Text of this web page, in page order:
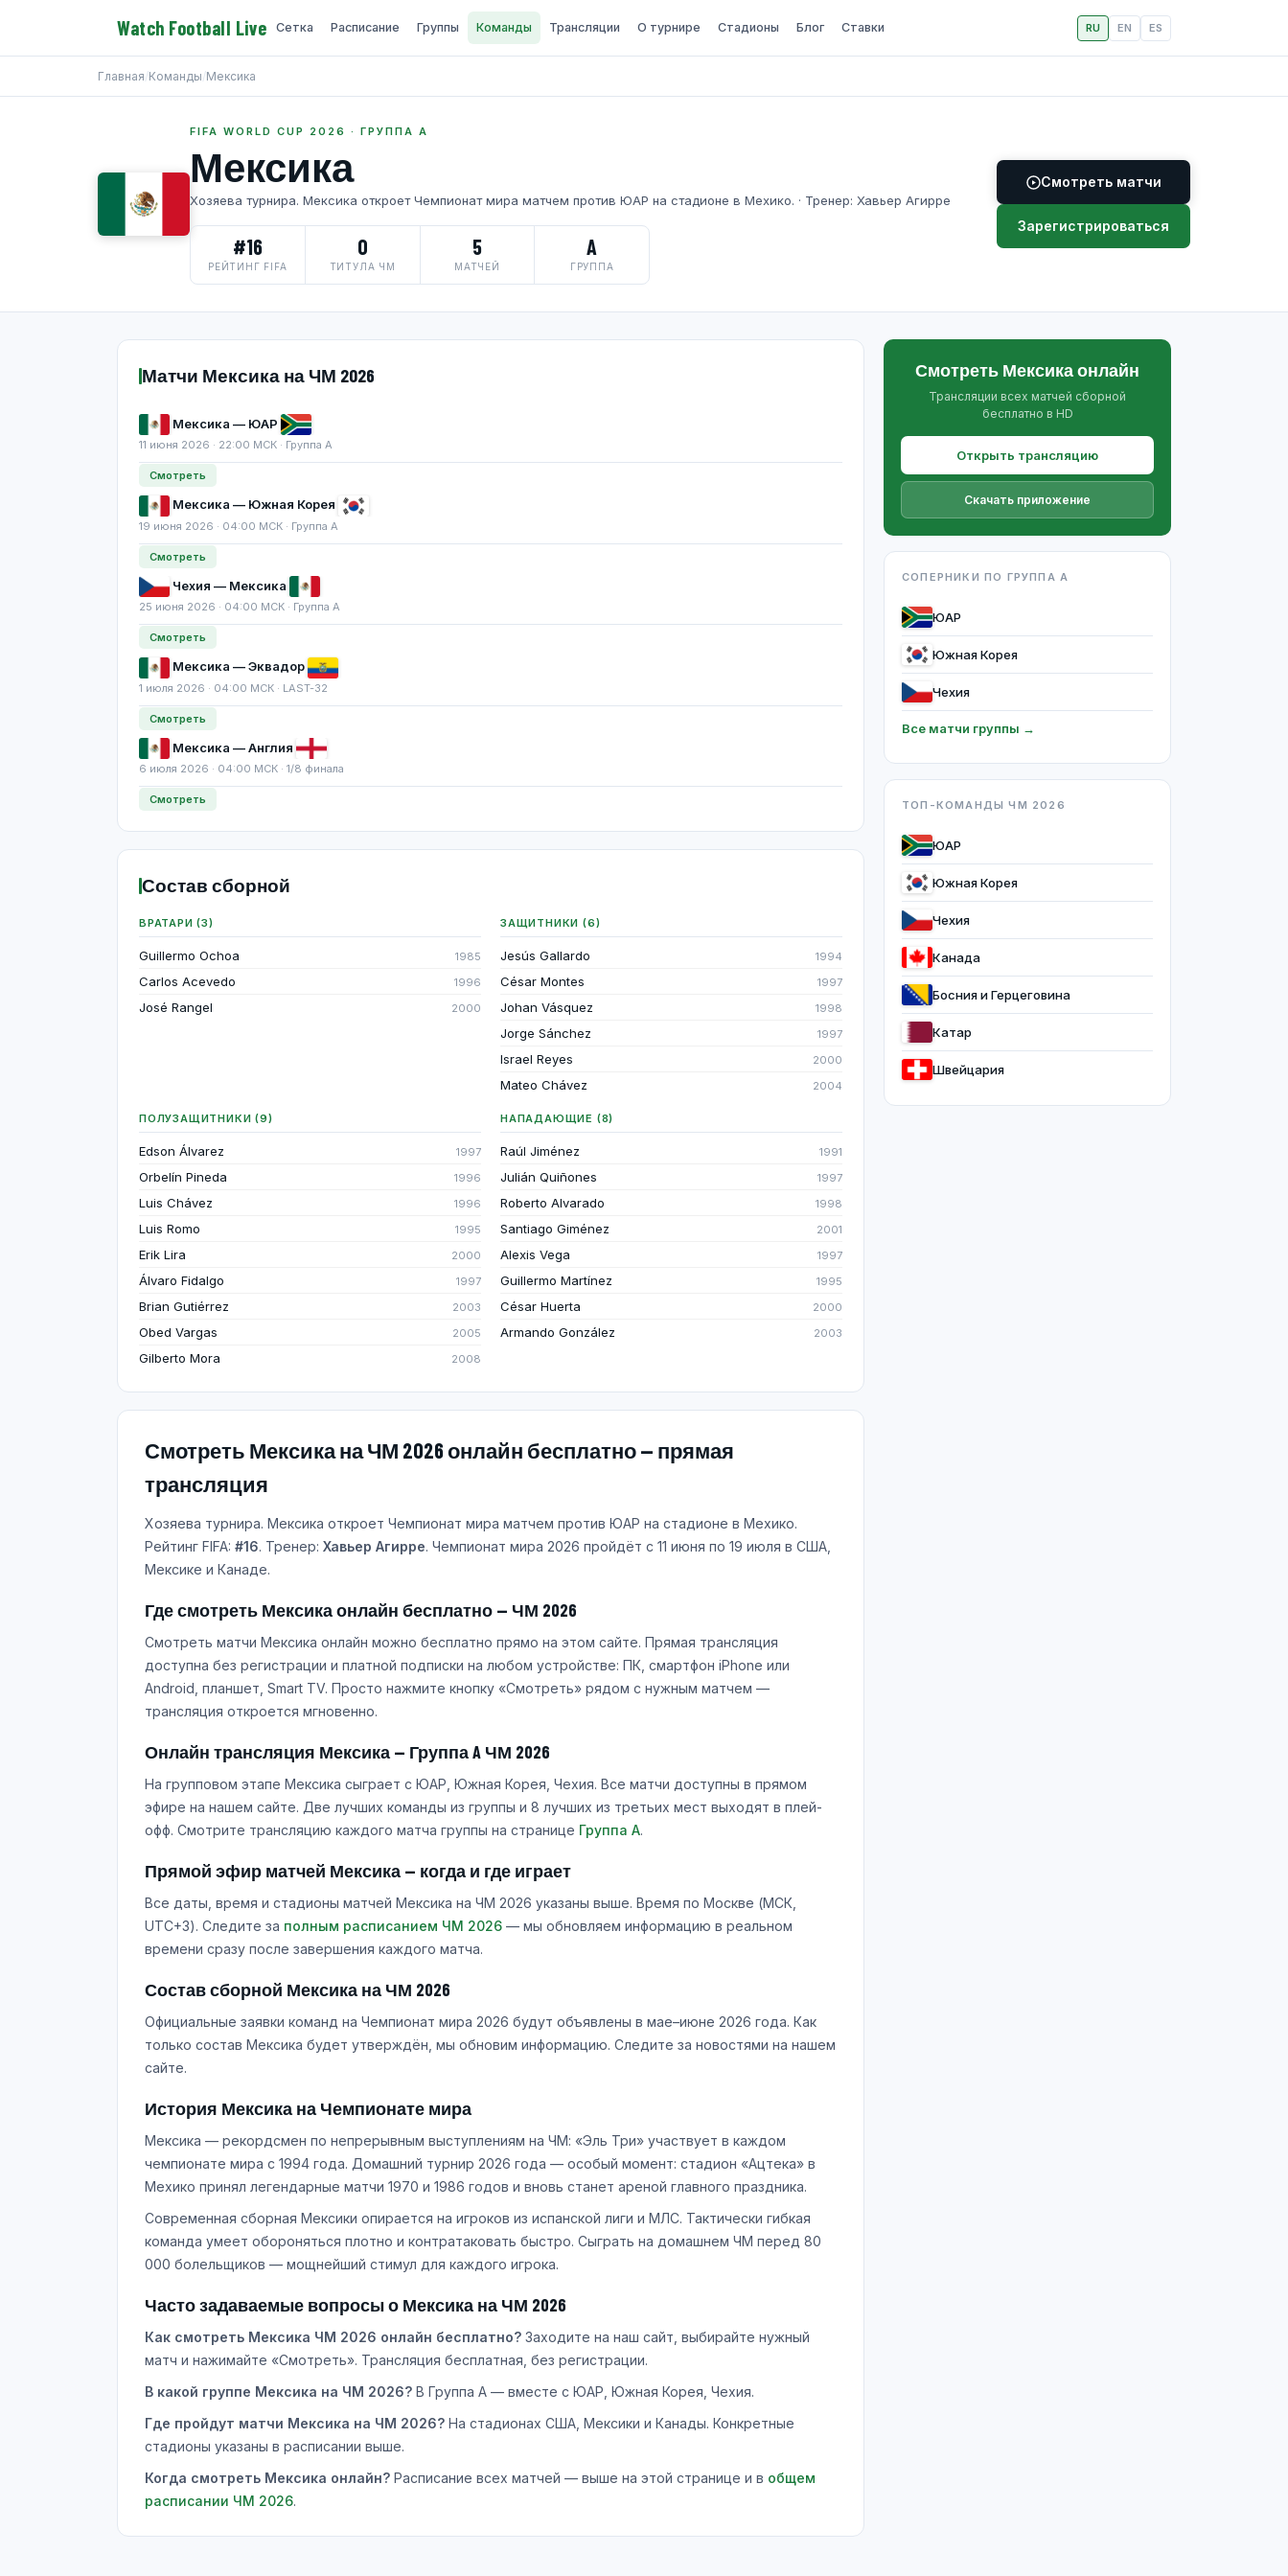
Watch Football Live Сетка Расписание Группы Команды Трансляции О турнире Стадионы Блог Ставки RU EN ES
Главная/Команды/Мексика
FIFA WORLD CUP 2026 · ГРУППА A
Мексика
Хозяева турнира. Мексика откроет Чемпионат мира матчем против ЮАР на стадионе в Мехико. · Тренер: Хавьер Агирре
#16
РЕЙТИНГ FIFA
0
ТИТУЛА ЧМ
5
МАТЧЕЙ
A
ГРУППА
Смотреть матчи
Зарегистрироваться
Матчи Мексика на ЧМ 2026
Мексика — ЮАР
11 июня 2026 · 22:00 МСК · Группа A
Смотреть
Мексика — Южная Корея
19 июня 2026 · 04:00 МСК · Группа A
Смотреть
Чехия — Мексика
25 июня 2026 · 04:00 МСК · Группа A
Смотреть
Мексика — Эквадор
1 июля 2026 · 04:00 МСК · LAST-32
Смотреть
Мексика — Англия
6 июля 2026 · 04:00 МСК · 1/8 финала
Смотреть
Состав сборной
ВРАТАРИ (3)
Guillermo Ochoa 1985
Carlos Acevedo 1996
José Rangel 2000
ЗАЩИТНИКИ (6)
Jesús Gallardo 1994
César Montes 1997
Johan Vásquez 1998
Jorge Sánchez 1997
Israel Reyes 2000
Mateo Chávez 2004
ПОЛУЗАЩИТНИКИ (9)
Edson Álvarez 1997
Orbelín Pineda 1996
Luis Chávez 1996
Luis Romo 1995
Erik Lira 2000
Álvaro Fidalgo 1997
Brian Gutiérrez 2003
Obed Vargas 2005
Gilberto Mora 2008
НАПАДАЮЩИЕ (8)
Raúl Jiménez 1991
Julián Quiñones 1997
Roberto Alvarado 1998
Santiago Giménez 2001
Alexis Vega 1997
Guillermo Martínez 1995
César Huerta 2000
Armando González 2003
Смотреть Мексика на ЧМ 2026 онлайн бесплатно — прямая
трансляция
Хозяева турнира. Мексика откроет Чемпионат мира матчем против ЮАР на стадионе в Мехико.
Рейтинг FIFA: #16. Тренер: Хавьер Агирре. Чемпионат мира 2026 пройдёт с 11 июня по 19 июля в США,
Мексике и Канаде.
Где смотреть Мексика онлайн бесплатно — ЧМ 2026
Смотреть матчи Мексика онлайн можно бесплатно прямо на этом сайте. Прямая трансляция
доступна без регистрации и платной подписки на любом устройстве: ПК, смартфон iPhone или
Android, планшет, Smart TV. Просто нажмите кнопку «Смотреть» рядом с нужным матчем —
трансляция откроется мгновенно.
Онлайн трансляция Мексика — Группа A ЧМ 2026
На групповом этапе Мексика сыграет с ЮАР, Южная Корея, Чехия. Все матчи доступны в прямом
эфире на нашем сайте. Две лучших команды из группы и 8 лучших из третьих мест выходят в плей-
офф. Смотрите трансляцию каждого матча группы на странице Группа A.
Прямой эфир матчей Мексика — когда и где играет
Все даты, время и стадионы матчей Мексика на ЧМ 2026 указаны выше. Время по Москве (МСК,
UTC+3). Следите за полным расписанием ЧМ 2026 — мы обновляем информацию в реальном
времени сразу после завершения каждого матча.
Состав сборной Мексика на ЧМ 2026
Официальные заявки команд на Чемпионат мира 2026 будут объявлены в мае–июне 2026 года. Как
только состав Мексика будет утверждён, мы обновим информацию. Следите за новостями на нашем
сайте.
История Мексика на Чемпионате мира
Мексика — рекордсмен по непрерывным выступлениям на ЧМ: «Эль Три» участвует в каждом
чемпионате мира с 1994 года. Домашний турнир 2026 года — особый момент: стадион «Ацтека» в
Мехико принял легендарные матчи 1970 и 1986 годов и вновь станет ареной главного праздника.
Современная сборная Мексики опирается на игроков из испанской лиги и МЛС. Тактически гибкая
команда умеет обороняться плотно и контратаковать быстро. Сыграть на домашнем ЧМ перед 80
000 болельщиков — мощнейший стимул для каждого игрока.
Часто задаваемые вопросы о Мексика на ЧМ 2026
Как смотреть Мексика ЧМ 2026 онлайн бесплатно? Заходите на наш сайт, выбирайте нужный
матч и нажимайте «Смотреть». Трансляция бесплатная, без регистрации.
В какой группе Мексика на ЧМ 2026? В Группа A — вместе с ЮАР, Южная Корея, Чехия.
Где пройдут матчи Мексика на ЧМ 2026? На стадионах США, Мексики и Канады. Конкретные
стадионы указаны в расписании выше.
Когда смотреть Мексика онлайн? Расписание всех матчей — выше на этой странице и в общем
расписании ЧМ 2026.
Смотреть Мексика онлайн
Трансляции всех матчей сборной
бесплатно в HD
Открыть трансляцию
Скачать приложение
СОПЕРНИКИ ПО ГРУППА A
ЮАР
Южная Корея
Чехия
Все матчи группы →
ТОП-КОМАНДЫ ЧМ 2026
ЮАР
Южная Корея
Чехия
Канада
Босния и Герцеговина
Катар
Швейцария